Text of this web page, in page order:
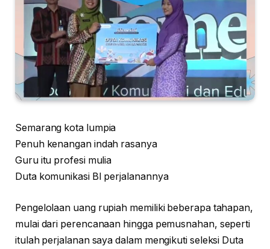
Semarang kota lumpia
Penuh kenangan indah rasanya
Guru itu profesi mulia
Duta komunikasi BI perjalanannya
Pengelolaan uang rupiah memiliki beberapa tahapan,
mulai dari perencanaan hingga pemusnahan, seperti
itulah perjalanan saya dalam mengikuti seleksi Duta